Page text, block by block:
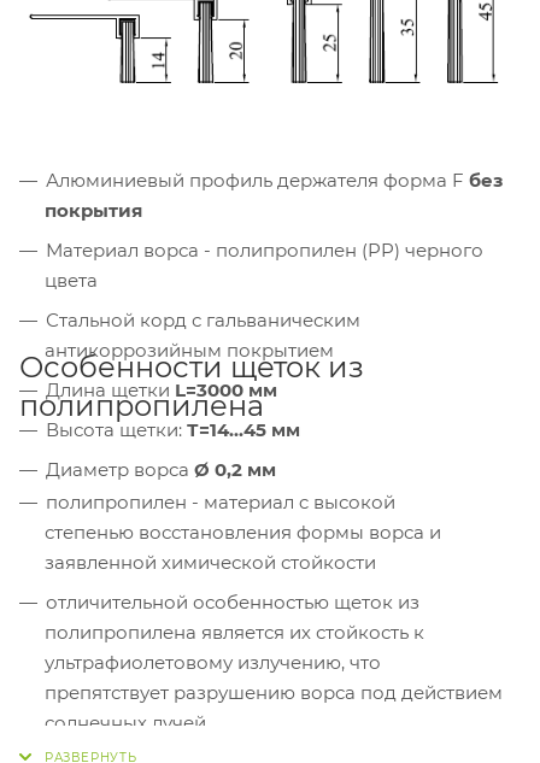
Алюминиевый профиль держателя форма F без
покрытия
Материал ворса - полипропилен (PP) черного
цвета
Стальной корд с гальваническим
антикоррозийным покрытием
Длина щетки L=3000 мм
Высота щетки: Т=14...45 мм
Диаметр ворса Ø 0,2 мм
Особенности щеток из
полипропилена
полипропилен - материал c высокой
степенью восстановления формы ворса и
заявленной химической стойкости
отличительной особенностью щеток из
полипропилена является их стойкость к
ультрафиолетовому излучению, что
препятствует разрушению ворса под действием
солнечных лучей